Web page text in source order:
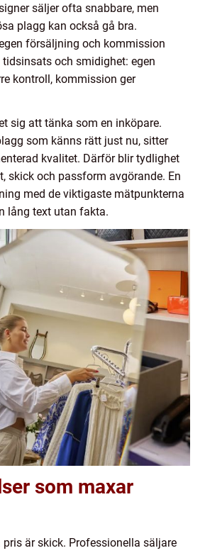
säljer ofta snabbare, men
plagg kan också gå bra.
försäljning och kommission
och smidighet: egen
kontroll, kommission ger
sig att tänka som en inköpare.
som känns rätt just nu, sitter
kvalitet. Därför blir tydlighet
skick och passform avgörande. En
med de viktigaste mätpunkterna
lång text utan fakta.
som maxar
pris är skick. Professionella säljare